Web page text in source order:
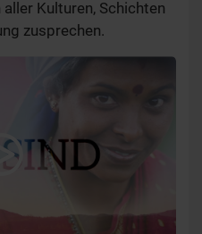
Kulturen, Schichten
zusprechen.